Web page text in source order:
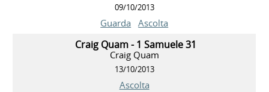
09/10/2013
Guarda Ascolta
Craig Quam - 1 Samuele 31
Craig Quam
13/10/2013
Ascolta